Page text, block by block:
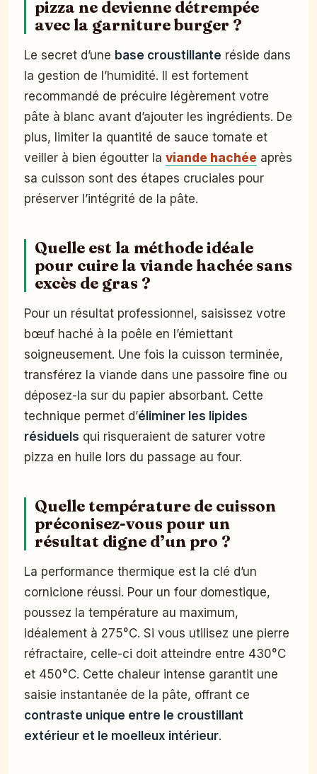
pizza ne devienne détrempée
avec la garniture burger ?
Le secret d’une base croustillante réside dans
la gestion de l’humidité. Il est fortement
recommandé de précuire légèrement votre
pâte à blanc avant d’ajouter les ingrédients. De
plus, limiter la quantité de sauce tomate et
veiller à bien égoutter la viande hachée après
sa cuisson sont des étapes cruciales pour
préserver l’intégrité de la pâte.
Quelle est la méthode idéale
pour cuire la viande hachée sans
excès de gras ?
Pour un résultat professionnel, saisissez votre
bœuf haché à la poêle en l’émiettant
soigneusement. Une fois la cuisson terminée,
transférez la viande dans une passoire fine ou
déposez-la sur du papier absorbant. Cette
technique permet d’éliminer les lipides
résiduels qui risqueraient de saturer votre
pizza en huile lors du passage au four.
Quelle température de cuisson
préconisez-vous pour un
résultat digne d’un pro ?
La performance thermique est la clé d’un
cornicione réussi. Pour un four domestique,
poussez la température au maximum,
idéalement à 275°C. Si vous utilisez une pierre
réfractaire, celle-ci doit atteindre entre 430°C
et 450°C. Cette chaleur intense garantit une
saisie instantanée de la pâte, offrant ce
contraste unique entre le croustillant
extérieur et le moelleux intérieur.